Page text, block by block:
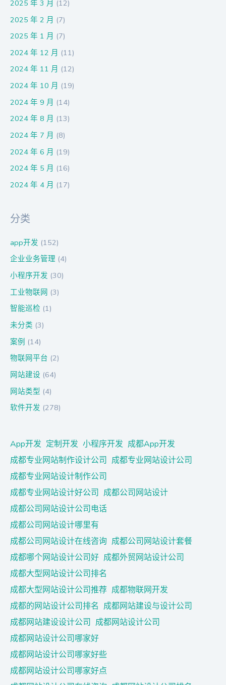
2025 年 3 月 (12)
2025 年 2 月 (7)
2025 年 1 月 (7)
2024 年 12 月 (11)
2024 年 11 月 (12)
2024 年 10 月 (19)
2024 年 9 月 (14)
2024 年 8 月 (13)
2024 年 7 月 (8)
2024 年 6 月 (19)
2024 年 5 月 (16)
2024 年 4 月 (17)
分类
app开发 (152)
企业业务管理 (4)
小程序开发 (30)
工业物联网 (3)
智能巡检 (1)
未分类 (3)
案例 (14)
物联网平台 (2)
网站建设 (64)
网站类型 (4)
软件开发 (278)
App开发 定制开发 小程序开发 成都App开发
成都专业网站制作设计公司 成都专业网站设计公司
成都专业网站设计制作公司
成都专业网站设计好公司 成都公司网站设计
成都公司网站设计公司电话
成都公司网站设计哪里有
成都公司网站设计在线咨询 成都公司网站设计套餐
成都哪个网站设计公司好 成都外贸网站设计公司
成都大型网站设计公司排名
成都大型网站设计公司推荐 成都物联网开发
成都的网站设计公司排名 成都网站建设与设计公司
成都网站建设设计公司 成都网站设计公司
成都网站设计公司哪家好
成都网站设计公司哪家好些
成都网站设计公司哪家好点